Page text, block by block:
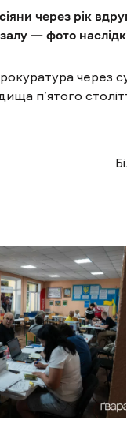
через рік
— фото
через
п’ятого